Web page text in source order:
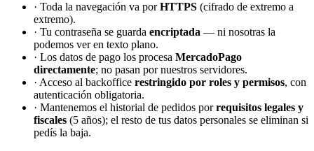
· Toda la navegación va porHTTPS (cifrado de extremo a
extremo).
· Tu contraseña se guarda encriptada — ni nosotras la
podemos ver en texto plano.
· Los datos de pago los procesa MercadoPago
directamente; no pasan por nuestros servidores.
· Acceso al backoffice restringido por roles y permisos, con
autenticación obligatoria.
· Mantenemos el historial de pedidos porrequisitos legales y
fiscales (5 años); el resto de tus datos personales se eliminan si
pedís la baja.